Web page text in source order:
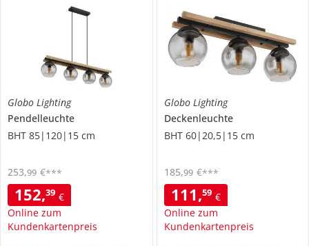
Globo Lighting
Pendelleuchte
BHT 85|120|15 cm
152,39 €
Online zum
Kundenkartenpreis
253,99 €***
Globo Lighting
Deckenleuchte
BHT 60|20,5|15 cm
111,59 €
Online zum
Kundenkartenpreis
185,99 €***